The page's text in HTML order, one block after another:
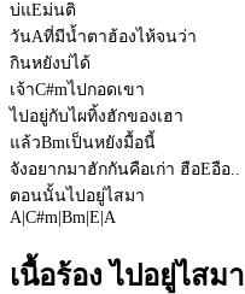
บ่แEม่นติ
วันAที่มีน้ำตาฮ้องไห้จนว่า
กินหยังบ่ได้
เจ้าC#mไปกอดเขา
ไปอยู่กับไผทิ้งฮักของเฮา
แล้วBmเป็นหยังมื้อนี้
จังอยากมาฮักกันคือเก่า ฮือEอือ..
ตอนนั้นไปอยู่ไสมา
A C#m Bm E A
เนื้อร้อง ไปอยู่ไสมา